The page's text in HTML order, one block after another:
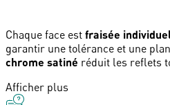
Chaque face est fraisée
garantir une tolérance et une
chrome satiné réduit les reflets
Afficher plus